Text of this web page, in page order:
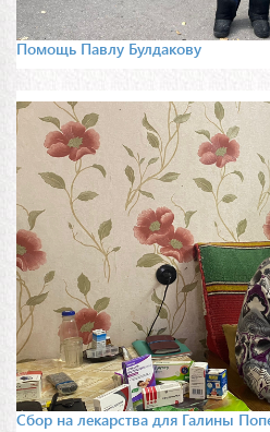
Помощь Павлу Булдакову
Сбор на лекарства для Галины